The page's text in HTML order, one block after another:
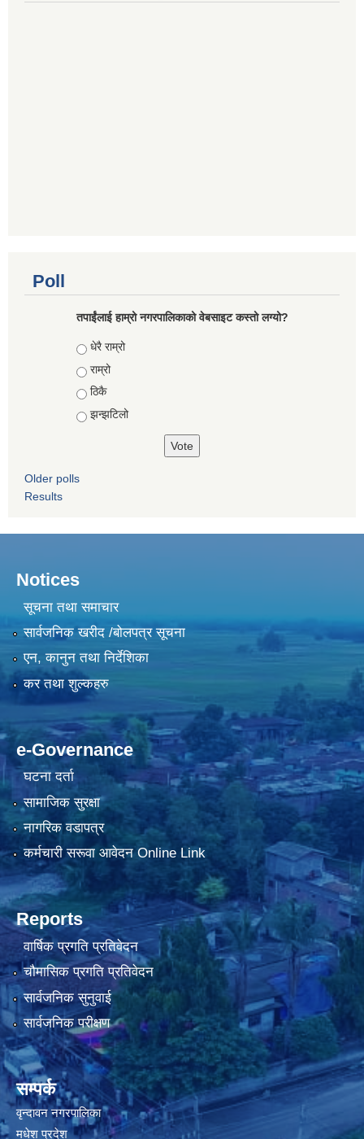
Poll
तपाईंलाई हाम्रो नगरपालिकाको वेबसाइट कस्तो लग्यो?
Choices
धेरै राम्रो
राम्रो
ठिकै
झन्झटिलो
Older polls
Results
Notices
सूचना तथा समाचार
सार्वजनिक खरीद /बोलपत्र सूचना
एन, कानुन तथा निर्देशिका
कर तथा शुल्कहरु
e-Governance
घटना दर्ता
सामाजिक सुरक्षा
नागरिक वडापत्र
कर्मचारी सरूवा आवेदन Online Link
Reports
वार्षिक प्रगति प्रतिवेदन
चौमासिक प्रगति प्रतिवेदन
सार्वजनिक सुनुवाई
सार्वजनिक परीक्षण
सम्पर्क
वृन्दावन नगरपालिका
मधेश प्रदेश